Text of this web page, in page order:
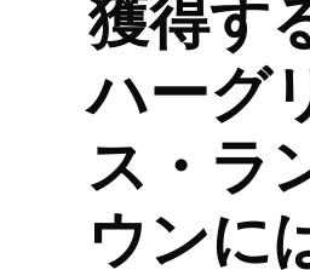
獲得す
ハーグ
ス・ラ
ウンに